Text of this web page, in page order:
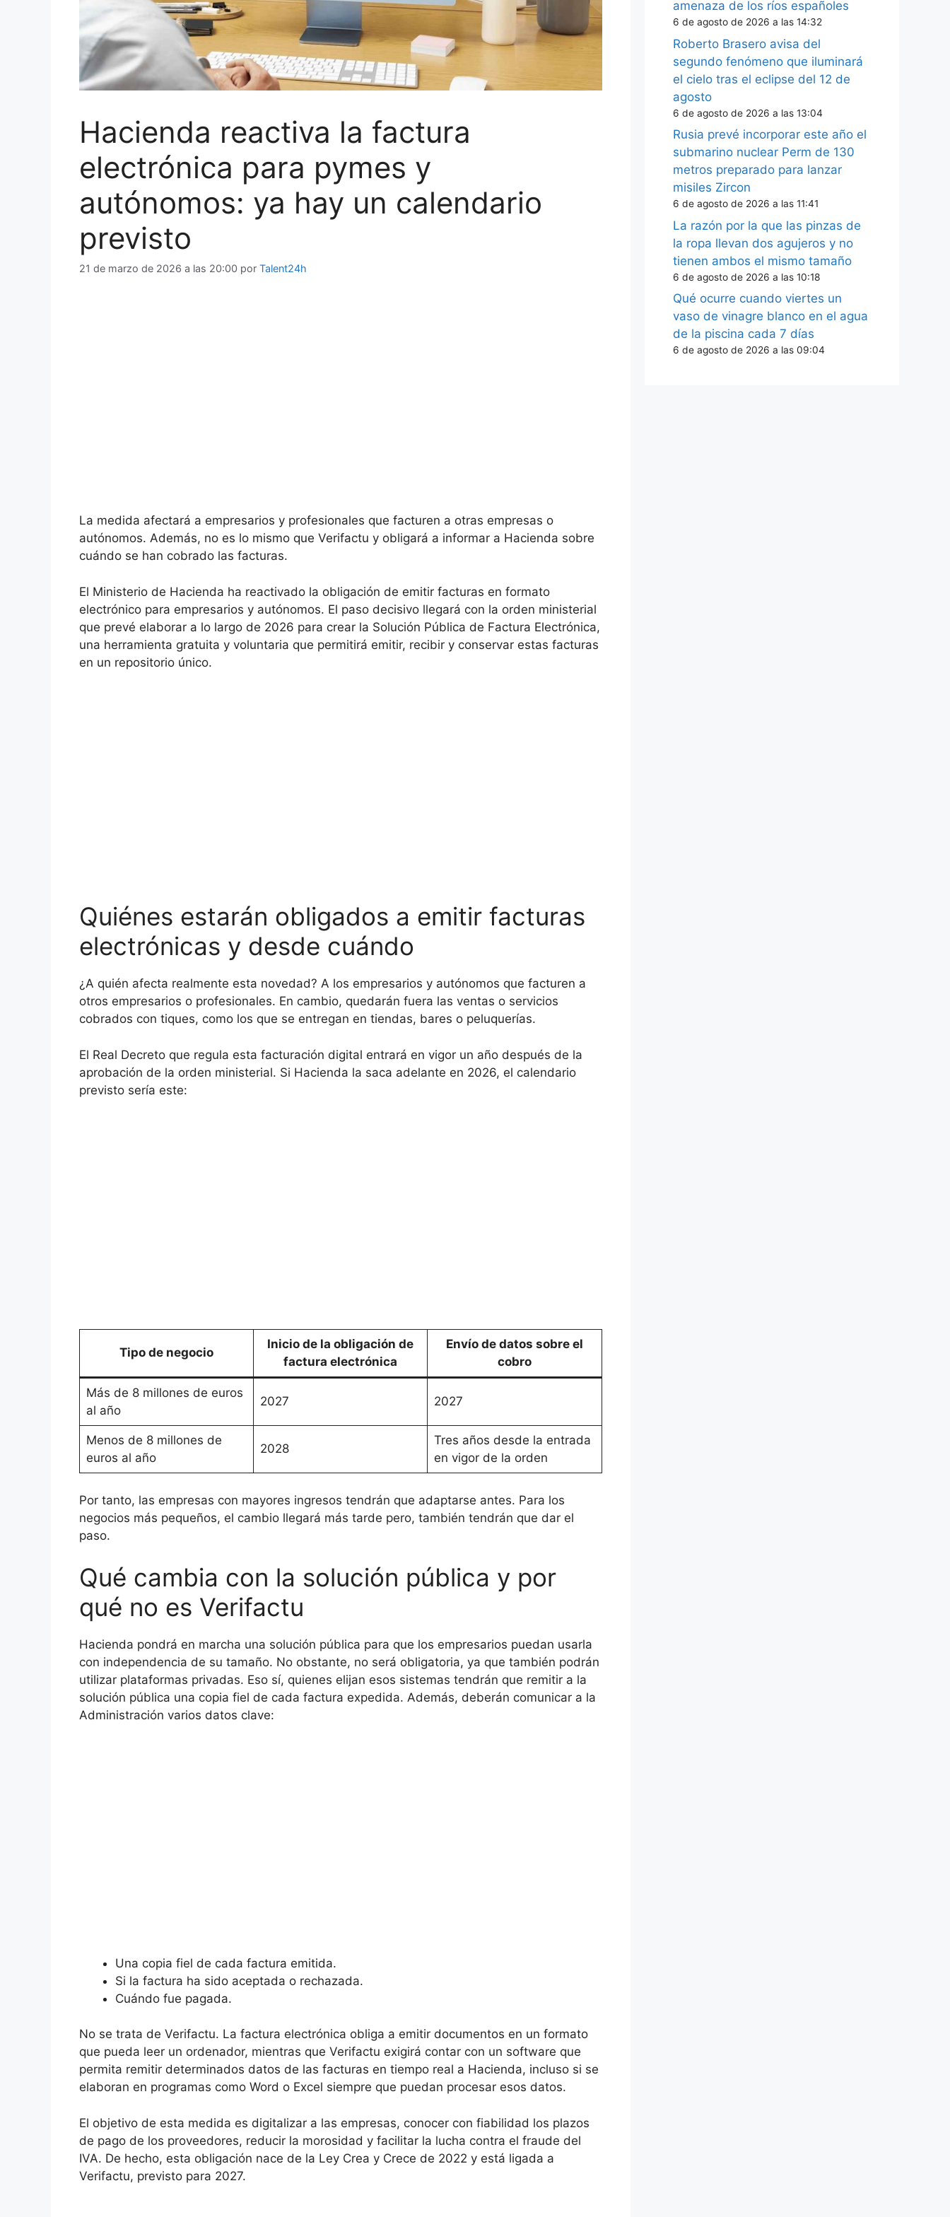
Hacienda reactiva la factura
electrónica para pymes y
autónomos: ya hay un calendario
previsto
21 de marzo de 2026 a las 20:00 por Talent24h
La medida afectará a empresarios y profesionales que facturen a otras empresas o
autónomos. Además, no es lo mismo que Verifactu y obligará a informar a Hacienda sobre
cuándo se han cobrado las facturas.
El Ministerio de Hacienda ha reactivado la obligación de emitir facturas en formato
electrónico para empresarios y autónomos. El paso decisivo llegará con la orden ministerial
que prevé elaborar a lo largo de 2026 para crear la Solución Pública de Factura Electrónica,
una herramienta gratuita y voluntaria que permitirá emitir, recibir y conservar estas facturas
en un repositorio único.
Quiénes estarán obligados a emitir facturas
electrónicas y desde cuándo
¿A quién afecta realmente esta novedad? A los empresarios y autónomos que facturen a
otros empresarios o profesionales. En cambio, quedarán fuera las ventas o servicios
cobrados con tiques, como los que se entregan en tiendas, bares o peluquerías.
El Real Decreto que regula esta facturación digital entrará en vigor un año después de la
aprobación de la orden ministerial. Si Hacienda la saca adelante en 2026, el calendario
previsto sería este:
Tipo de negocio
Inicio de la obligación de
factura electrónica
Envío de datos sobre el
cobro
Más de 8 millones de euros
al año
2027 2027
Menos de 8 millones de
euros al año
2028
Tres años desde la entrada
en vigor de la orden
Por tanto, las empresas con mayores ingresos tendrán que adaptarse antes. Para los
negocios más pequeños, el cambio llegará más tarde pero, también tendrán que dar el
paso.
Qué cambia con la solución pública y por
qué no es Verifactu
Hacienda pondrá en marcha una solución pública para que los empresarios puedan usarla
con independencia de su tamaño. No obstante, no será obligatoria, ya que también podrán
utilizar plataformas privadas. Eso sí, quienes elijan esos sistemas tendrán que remitir a la
solución pública una copia fiel de cada factura expedida. Además, deberán comunicar a la
Administración varios datos clave:
Una copia fiel de cada factura emitida.
Si la factura ha sido aceptada o rechazada.
Cuándo fue pagada.
No se trata de Verifactu. La factura electrónica obliga a emitir documentos en un formato
que pueda leer un ordenador, mientras que Verifactu exigirá contar con un software que
permita remitir determinados datos de las facturas en tiempo real a Hacienda, incluso si se
elaboran en programas como Word o Excel siempre que puedan procesar esos datos.
El objetivo de esta medida es digitalizar a las empresas, conocer con fiabilidad los plazos
de pago de los proveedores, reducir la morosidad y facilitar la lucha contra el fraude del
IVA. De hecho, esta obligación nace de la Ley Crea y Crece de 2022 y está ligada a
Verifactu, previsto para 2027.
amenaza de los ríos españoles
6 de agosto de 2026 a las 14:32
Roberto Brasero avisa del
segundo fenómeno que iluminará
el cielo tras el eclipse del 12 de
agosto
6 de agosto de 2026 a las 13:04
Rusia prevé incorporar este año el
submarino nuclear Perm de 130
metros preparado para lanzar
misiles Zircon
6 de agosto de 2026 a las 11:41
La razón por la que las pinzas de
la ropa llevan dos agujeros y no
tienen ambos el mismo tamaño
6 de agosto de 2026 a las 10:18
Qué ocurre cuando viertes un
vaso de vinagre blanco en el agua
de la piscina cada 7 días
6 de agosto de 2026 a las 09:04